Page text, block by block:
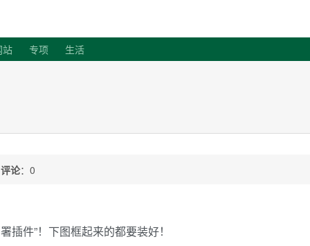
站 专项 生活
评论：0
件”！下图框起来的都要装好！